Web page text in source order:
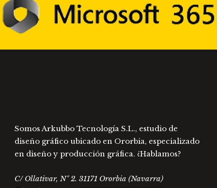
diseño gráfico ubicado en Ororbia, especializado
en diseño y producción gráfica. ¿Hablamos?
Tfnos de contacto: 670317832 / 601413993